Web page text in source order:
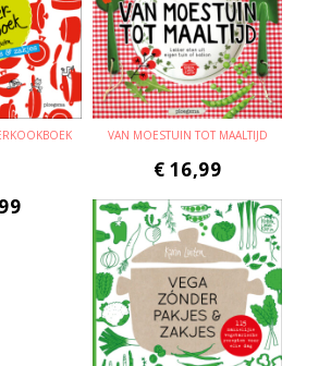
VAN MOESTUIN TOT MAALTIJD
€ 16,99